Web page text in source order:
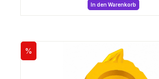
In den Warenkorb
Rabatt
%